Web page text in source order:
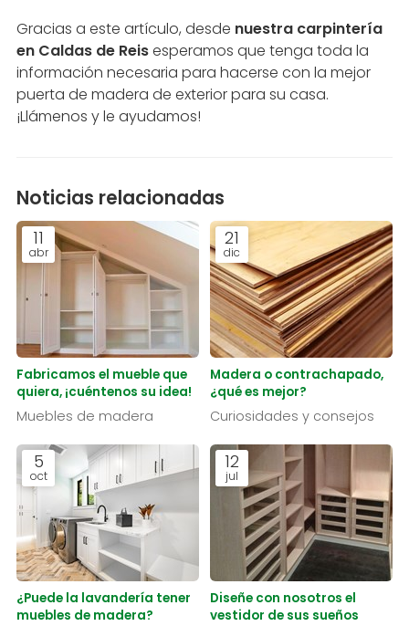
Gracias a este artículo, desde nuestra carpintería
en Caldas de Reisesperamos que tenga toda la
información necesaria para hacerse con la mejor
puerta de madera de exterior para su casa.
¡Llámenos y le ayudamos!
Noticias relacionadas
11
abr
Fabricamos el mueble que
quiera, ¡cuéntenos su idea!
Muebles de madera
21
dic
Madera o contrachapado,
¿qué es mejor?
Curiosidades y consejos
5
oct
¿Puede la lavandería tener
muebles de madera?
12
jul
Diseñe con nosotros el
vestidor de sus sueños